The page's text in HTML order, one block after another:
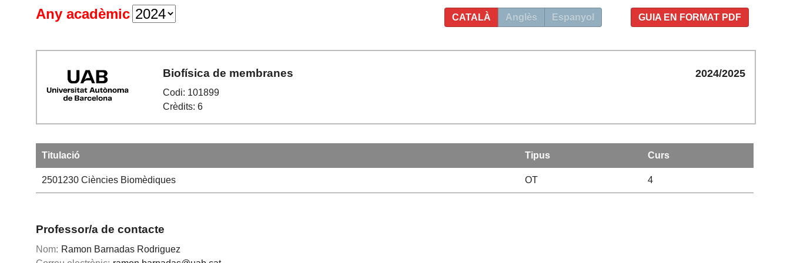
GUIA EN FORMAT PDF
CATALÀ Anglès Espanyol
Any acadèmic
Biofísica de membranes
Codi: 101899
Crèdits: 6
2024/2025
Titulació Tipus Curs
2501230Ciències Biomèdiques OT 4
Professor/a de contacte
Nom: Ramon Barnadas Rodriguez